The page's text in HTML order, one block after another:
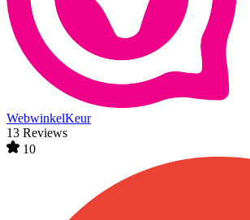
WebwinkelKeur
13 Reviews
10